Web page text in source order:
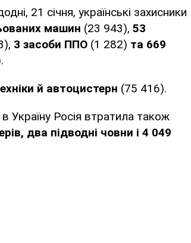
21 січня, українські захисники
машин (23 943), 53
3 засоби ППО (1 282) та 669
й автоцистерн (75 416).
Україну Росія втратила також
два підводні човни і 4 049